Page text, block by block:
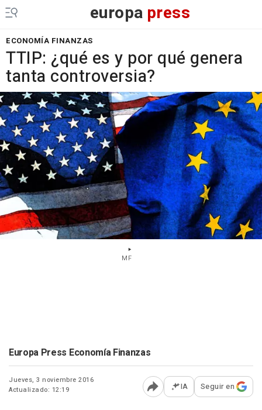
europa press
ECONOMÍA FINANZAS
TTIP: ¿qué es y por qué genera
tanta controversia?
MF
Europa Press Economía Finanzas
Jueves, 3 noviembre 2016
Actualizado: 12:19
Abrir opciones para
IA Seguir en